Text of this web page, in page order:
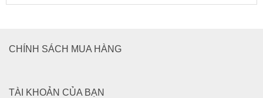
CHÍNH SÁCH MUA HÀNG
TÀI KHOẢN CỦA BẠN